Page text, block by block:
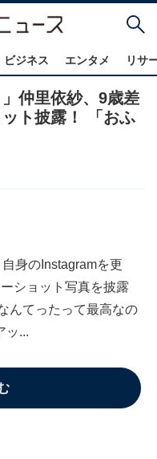
ビジネス エンタメ リサ
仲里依紗、9歳差
ト披露！ 「おふ
身のInstagramを更
ショット写真を披露
んてったって最高なの
ッ...